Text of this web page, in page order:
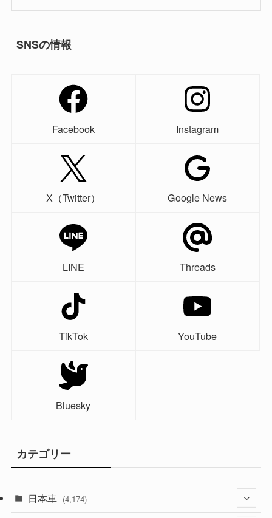
SNSの情報
Facebook Instagram
X（Twitter） Google News
LINE Threads
TikTok YouTube
Bluesky
カテゴリー
日本車 (4,174)